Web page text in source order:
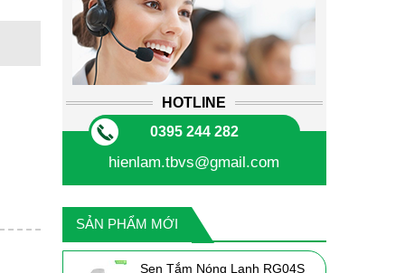
HOTLINE
0395 244 282
hienlam.tbvs@gmail.com
SẢN PHẨM MỚI
Sen Tắm Nóng Lạnh RG04S